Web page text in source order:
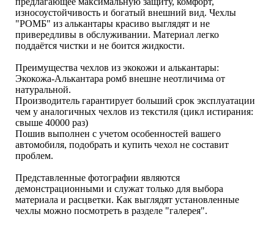
износоустойчивость и богатый внешний вид. Чехлы
"РОМБ" из алькантары красиво выглядят и не
привередливы в обслуживании. Материал легко
поддаётся чистки и не боится жидкости.
Преимущества чехлов из экокожи и алькантары:
Экокожа-Алькантара ромб внешне неотличима от
натуральной.
Производитель гарантирует больший срок эксплуатации
чем у аналогичных чехлов из текстиля (цикл истирания:
свыше 40000 раз)
Пошив выполнен с учетом особенностей вашего
автомобиля, подобрать и купить чехол не составит
проблем.
Представленные фотографии являются
демонстрационными и служат только для выбора
материала и расцветки. Как выглядят установленные
чехлы можно посмотреть в разделе "галерея".